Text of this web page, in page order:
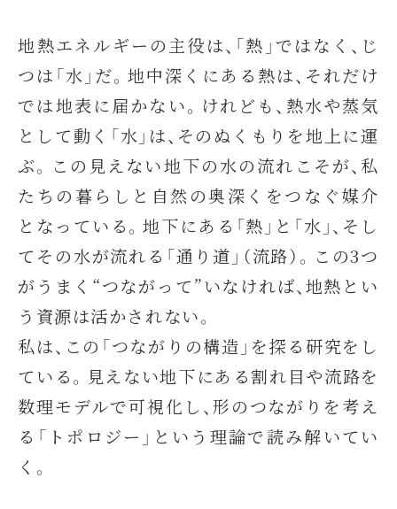
地熱エネルギーの主役は、「熱」ではなく、じ
つは「水」だ。地中深くにある熱は、それだけ
では地表に届かない。けれども、熱水や蒸気
として動く「水」は、そのぬくもりを地上に運
ぶ。この見えない地下の水の流れこそが、私
たちの暮らしと自然の奥深くをつなぐ媒介
となっている。地下にある「熱」と「水」、そし
てその水が流れる「通り道」（流路）。この3つ
がうまく“つながって”いなければ、地熱とい
う資源は活かされない。
私は、この「つながりの構造」を探る研究をし
ている。見えない地下にある割れ目や流路を
数理モデルで可視化し、形のつながりを考え
る「トポロジー」という理論で読み解いてい
く。